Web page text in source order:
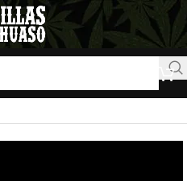
/Trikoma Seeds